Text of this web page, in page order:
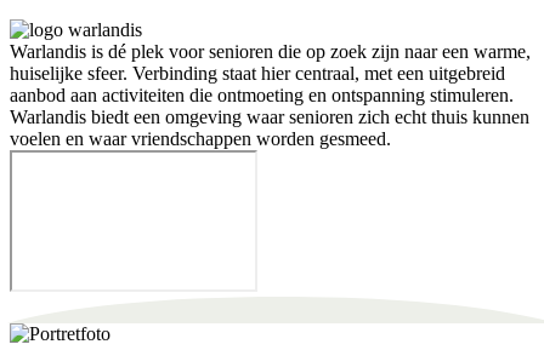
Warlandis is dé plek voor senioren die op zoek zijn naar een warme,
huiselijke sfeer. Verbinding staat hier centraal, met een uitgebreid
aanbod aan activiteiten die ontmoeting en ontspanning stimuleren.
Warlandis biedt een omgeving waar senioren zich echt thuis kunnen
voelen en waar vriendschappen worden gesmeed.